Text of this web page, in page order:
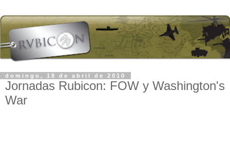
domingo, 18 de abril de 2010
Jornadas Rubicon: FOW y Washington's
War